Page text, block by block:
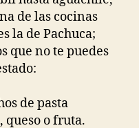
de las cocinas
la de Pachuca;
que no te puedes
de pasta
queso o fruta.